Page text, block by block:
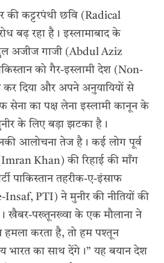
की कट्टरपंथी छवि (Radical
बढ़ रहा है। इस्लामाबाद के
अजीज गाजी (Abdul Aziz
को गैर-इस्लामी देश (Non-
दिया और अपने अनुयायियों से
सेना का पक्ष लेना इस्लामी कानून के
के लिए बड़ा झटका है।
आलोचना तेज है। कई लोग पूर्व
(Imran Khan) की रिहाई की माँग
पाकिस्तान तहरीक-ए-इंसाफ
PTI) ने मुनीर की नीतियों की
पख्तूनख्वा के एक मौलाना ने
हमला करता है, तो हम पश्तून
भारत का साथ देंगे।” यह बयान देश